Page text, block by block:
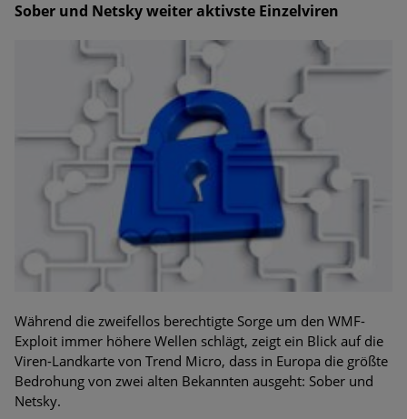
Sober und Netsky weiter aktivste Einzelviren
Während die zweifellos berechtigte Sorge um den WMF-
Exploit immer höhere Wellen schlägt, zeigt ein Blick auf die
Viren-Landkarte von Trend Micro, dass in Europa die größte
Bedrohung von zwei alten Bekannten ausgeht: Sober und
Netsky.